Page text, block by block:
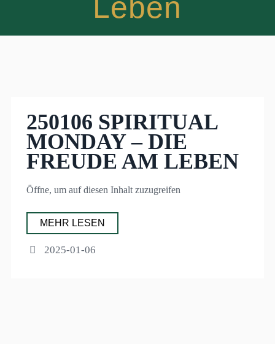
Leben
250106 SPIRITUAL
MONDAY – DIE
FREUDE AM LEBEN
Öffne, um auf diesen Inhalt zuzugreifen
MEHR LESEN
2025-01-06